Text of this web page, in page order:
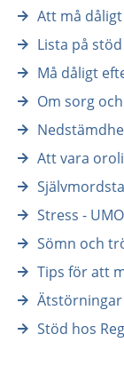
Att må dåligt
Lista på
Må dåligt
Om sorg
Att vara
Stress - UMO
Sömn och
Tips för att
Ätstörningar
Stöd hos